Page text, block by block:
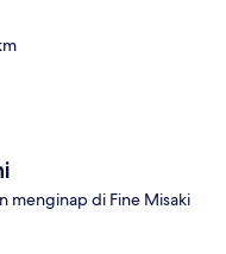
menginap di Fine Misaki